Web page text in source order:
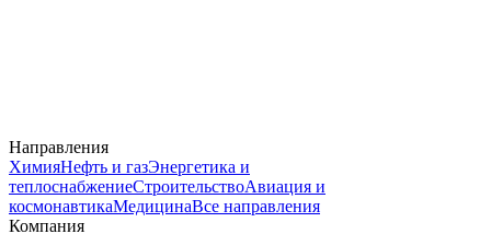
Направления
ХимияНефть и газЭнергетика и
теплоснабжениеСтроительствоАвиация и
космонавтикаМедицинаВсе направления
Компания